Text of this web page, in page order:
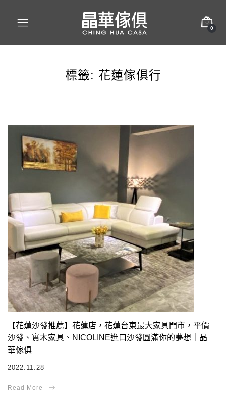
0
標籤: 花蓮傢俱行
【花蓮沙發推薦】花蓮店，花蓮台東最大家具門市，平價
沙發、實木家具、NICOLINE進口沙發圓滿你的夢想｜晶
華傢俱
2022.11.28